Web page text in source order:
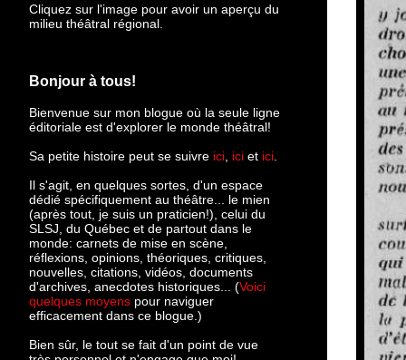
Cliquez sur l'image pour avoir un aperçu du
milieu théâtral régional.
Bonjour à tous!
Bienvenue sur mon blogue où la seule ligne
éditoriale est d'explorer le monde théâtral!
Sa petite histoire peut se suivre ici ici et ici
Il s'agit, en quelques sortes, d'un espace
dédié spécifiquement au théâtre... le mien
(après tout, je suis un praticien!), celui du
SLSJ, du Québec et de partout dans le
monde: carnets de mise en scène,
réflexions, opinions, théoriques, critiques,
nouvelles, citations, vidéos, documents
d'archives, anecdotes historiques... (Voici
quelques moyens pour naviguer
efficacement dans ce blogue.)
Bien sûr, le tout se fait d'un point de vue